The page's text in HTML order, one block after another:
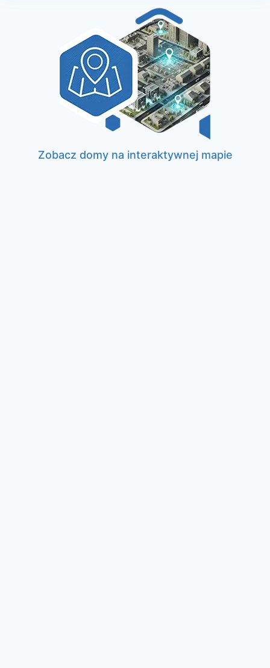
Zobacz domy na interaktywnej mapie